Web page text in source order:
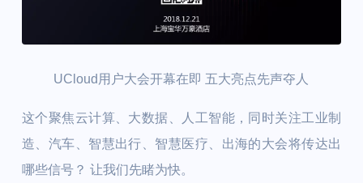
UCloud用户大会开幕在即 五大亮点先声夺人
这个聚焦云计算、大数据、人工智能，同时关注工业制
造、汽车、智慧出行、智慧医疗、出海的大会将传达出
哪些信号？ 让我们先睹为快。